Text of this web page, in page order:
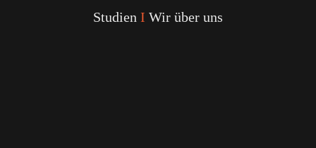
Studien I Wir über uns